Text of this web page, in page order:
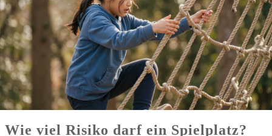
Wie viel Risiko darf ein Spielplatz?